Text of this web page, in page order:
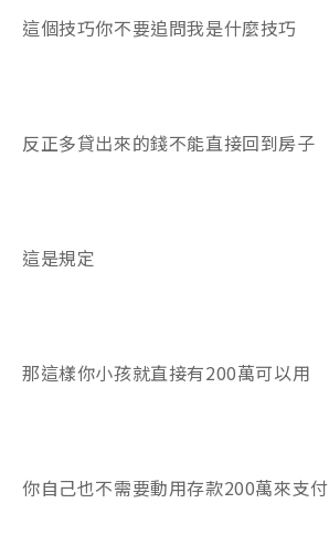
這個技巧你不要追問我是什麼技巧
反正多貸出來的錢不能直接回到房子
這是規定
那這樣你小孩就直接有200萬可以用
你自己也不需要動用存款200萬來支付